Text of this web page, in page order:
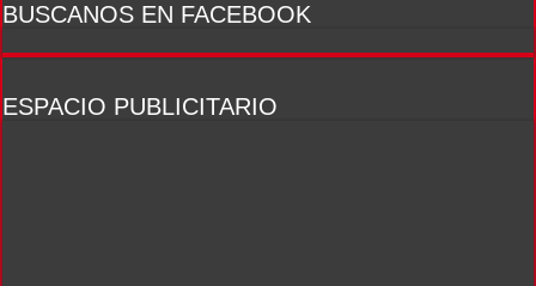
BUSCANOS EN FACEBOOK
ESPACIO PUBLICITARIO